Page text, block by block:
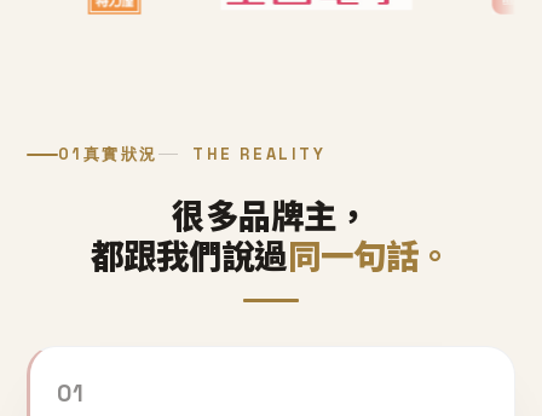
01 真實狀況 THE REALITY
很多品牌主，
都跟我們說過同一句話。
01